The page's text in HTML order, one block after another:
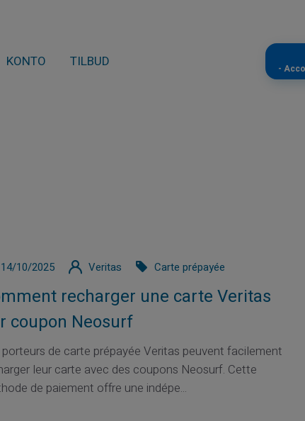
KONTO TILBUD -
14/10/2025 Veritas Carte prépayée
recharger une carte Veritas
coupon Neosurf
porteurs de carte prépayée Veritas peuvent facilement
leur carte avec des coupons Neosurf. Cette
de paiement offre une indépe...